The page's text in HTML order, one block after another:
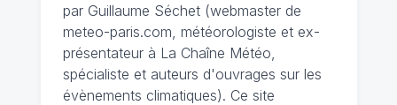
par Guillaume Séchet (webmaster de
meteo-paris.com, météorologiste et ex-
présentateur à La Chaîne Météo,
spécialiste et auteurs d'ouvrages sur les
évènements climatiques). Ce site